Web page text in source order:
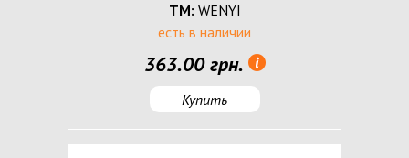
ТМ: WENYI
есть в наличии
363.00 грн.
Купить